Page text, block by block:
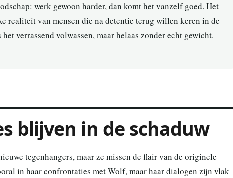
werk gewoon harder, dan komt het vanzelf goed. Het
realiteit van mensen die na detentie terug willen keren in de
verrassend volwassen, maar helaas zonder echt gewicht.
blijven in de schaduw
tegenhangers, maar ze missen de flair van de originele
in haar confrontaties met Wolf, maar haar dialogen zijn vlak